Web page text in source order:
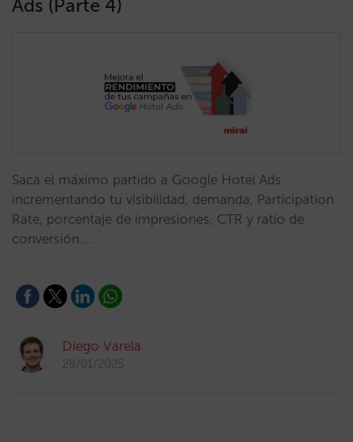
Ads (Parte 4)
Saca el máximo partido a Google Hotel Ads
incrementando tu visibilidad, demanda, Participation
Rate, porcentaje de impresiones, CTR y ratio de
conversión.…
Diego Varela
28/01/2025